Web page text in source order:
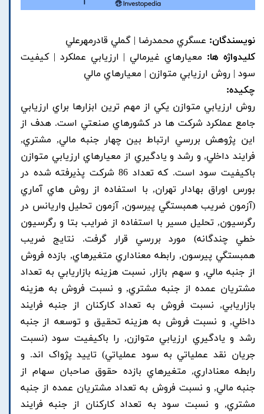
نویسندگان: عسگري محمدرضا | گملي قادرمهرعلي
کلیدواژه ها: معيارهاي غيرمالي | ارزيابي عملکرد | کيفيت
سود | روش ارزيابي متوازن | معيارهاي مالي
چکیده:
روش ارزيابي متوازن يکي از مهم ترين ابزارها براي ارزيابي
جامع عملکرد شرکت ها در کشورهاي صنعتي است. هدف از
اين پژوهش بررسي ارتباط بين چهار جنبه مالي, مشتري,
فرايند داخلي, و رشد و يادگيري از معيارهاي ارزيابي متوازن
باکيفيت سود است. که تعداد 86 شرکت پذيرفته شده در
بورس اوراق بهادار تهران, با استفاده از روش هاي آماري
(آزمون ضريب همبستگي پيرسون, آزمون تحليل واريانس در
رگرسيون, تحليل مسير با استفاده از ضرايب بتا و رگرسيون
خطي چندگانه) مورد بررسي قرار گرفت. نتايج ضريب
همبستگي پيرسون, رابطه معناداري متغيرهاي, بازده فروش
از جنبه مالي, و سهم بازار, نسبت هزينه بازاريابي به تعداد
مشتريان عمده از جنبه مشتري, و نسبت فروش به هزينه
بازاريابي, نسبت فروش به تعداد کارکنان از جنبه فرايند
داخلي, و نسبت فروش به هزينه تحقيق و توسعه از جنبه
رشد و يادگيري ارزيابي متوازن, را باکيفيت سود (نسبت
جريان نقد عملياتي به سود عملياتي) تاييد پژواک اند. و
رابطه معناداري, متغيرهاي بازده حقوق صاحبان سهام از
جنبه مالي, و نسبت فروش به تعداد مشتريان عمده از جنبه
مشتري, و نسبت سود به تعداد کارکنان از جنبه فرايند